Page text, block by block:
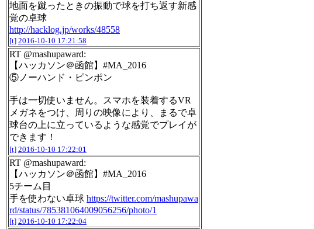
地面を蹴ったときの振動で球を打ち返す新感
覚の卓球
http://hacklog.jp/works/48558
[t] 2016-10-10 17:21:58
RT @mashupaward:
【ハッカソン＠函館】#MA_2016
⑤ノーハンド・ピンポン
手は一切使いません。スマホを装着するVR
メガネをつけ、周りの映像により、まるで卓
球台の上に立っているような感覚でプレイが
できます！
[t] 2016-10-10 17:22:01
RT @mashupaward:
【ハッカソン＠函館】#MA_2016
5チーム目
手を使わない卓球 https://twitter.com/mashupawa
rd/status/785381064009056256/photo/1
[t] 2016-10-10 17:22:04